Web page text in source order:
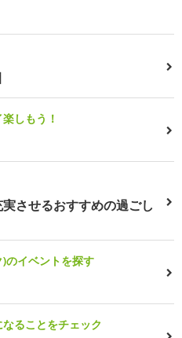
しもう！
させるおすすめの過ごし
のイベントを探す
ることをチェック